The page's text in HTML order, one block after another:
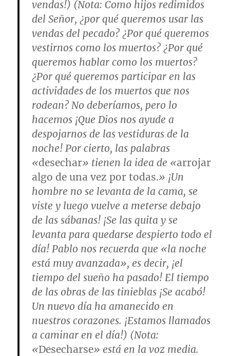
vendas!) (Nota: Como hijos redimidos
del Señor, ¿por qué queremos usar las
vendas del pecado? ¿Por qué queremos
vestirnos como los muertos? ¿Por qué
queremos hablar como los muertos?
¿Por qué queremos participar en las
actividades de los muertos que nos
rodean? No deberíamos, pero lo
hacemos ¡Que Dios nos ayude a
despojarnos de las vestiduras de la
noche! Por cierto, las palabras
«desechar» tienen la idea de «arrojar
algo de una vez por todas.» ¡Un
hombre no se levanta de la cama, se
viste y luego vuelve a meterse debajo
de las sábanas! ¡Se las quita y se
levanta para quedarse despierto todo el
día! Pablo nos recuerda que «la noche
está muy avanzada», es decir, ¡el
tiempo del sueño ha pasado! El tiempo
de las obras de las tinieblas ¡Se acabó!
Un nuevo día ha amanecido en
nuestros corazones. ¡Estamos llamados
a caminar en el día!) (Nota:
«Desecharse» está en la voz media.